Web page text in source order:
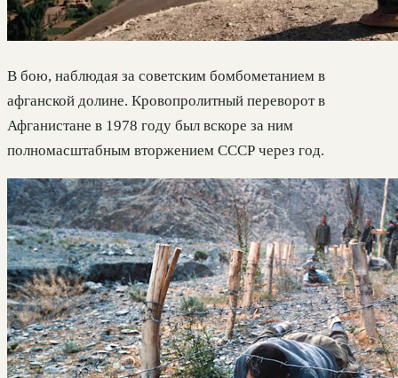
В бою, наблюдая за советским бомбометанием в
афганской долине. Кровопролитный переворот в
Афганистане в 1978 году был вскоре за ним
полномасштабным вторжением СССР через год.